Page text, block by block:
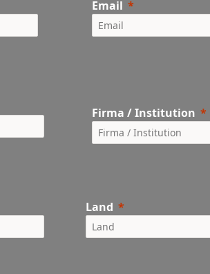
Email
Firma / Institution
Land